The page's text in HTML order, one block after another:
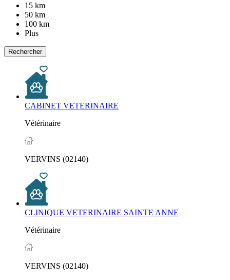
15 km
50 km
100 km
Plus
Rechercher
CABINET VETERINAIRE
Vétérinaire
VERVINS (02140)
CLINIQUE VETERINAIRE SAINTE ANNE
Vétérinaire
VERVINS (02140)